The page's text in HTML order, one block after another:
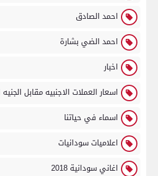
احمد الصادق
احمد الضي بشارة
اخبار
اسعار العملات الاجنبيه مقابل
اسماء في حياتنا
اعلاميات سودانيات
اغاني سودانية 2018